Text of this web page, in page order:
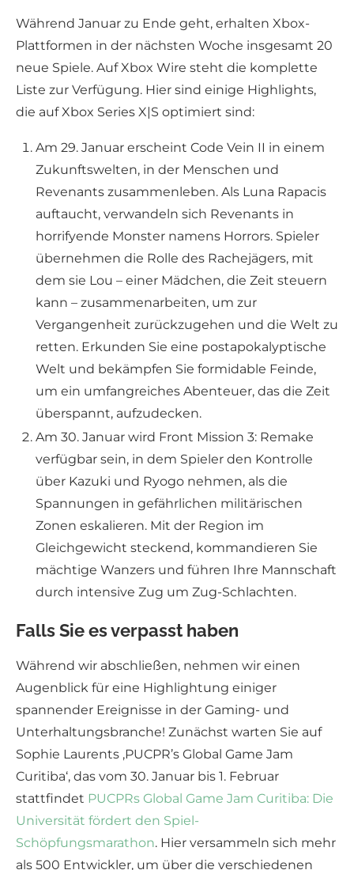
Während Januar zu Ende geht, erhalten Xbox-
Plattformen in der nächsten Woche insgesamt 20
neue Spiele. Auf Xbox Wire steht die komplette
Liste zur Verfügung. Hier sind einige Highlights,
die auf Xbox Series X|S optimiert sind:
Am 29. Januar erscheint Code Vein II in einem
Zukunftswelten, in der Menschen und
Revenants zusammenleben. Als Luna Rapacis
auftaucht, verwandeln sich Revenants in
horrifyende Monster namens Horrors. Spieler
übernehmen die Rolle des Rachejägers, mit
dem sie Lou – einer Mädchen, die Zeit steuern
kann – zusammenarbeiten, um zur
Vergangenheit zurückzugehen und die Welt zu
retten. Erkunden Sie eine postapokalyptische
Welt und bekämpfen Sie formidable Feinde,
um ein umfangreiches Abenteuer, das die Zeit
überspannt, aufzudecken.
Am 30. Januar wird Front Mission 3: Remake
verfügbar sein, in dem Spieler den Kontrolle
über Kazuki und Ryogo nehmen, als die
Spannungen in gefährlichen militärischen
Zonen eskalieren. Mit der Region im
Gleichgewicht steckend, kommandieren Sie
mächtige Wanzers und führen Ihre Mannschaft
durch intensive Zug um Zug-Schlachten.
Falls Sie es verpasst haben
Während wir abschließen, nehmen wir einen
Augenblick für eine Highlightung einiger
spannender Ereignisse in der Gaming- und
Unterhaltungsbranche! Zunächst warten Sie auf
Sophie Laurents ‚PUCPR’s Global Game Jam
Curitiba‘, das vom 30. Januar bis 1. Februar
stattfindet PUCPRs Global Game Jam Curitiba: Die
Universität fördert den Spiel-
Schöpfungsmarathon. Hier versammeln sich mehr
als 500 Entwickler, um über die verschiedenen